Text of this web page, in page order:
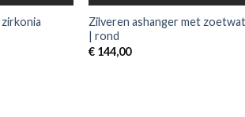
Zilveren ashanger met
| rond
€ 144,00